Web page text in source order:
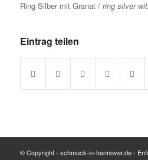
Ring Silber mit Granat / ring silver
Eintrag teilen
© Copyright - schmuck-in-hannover.de-